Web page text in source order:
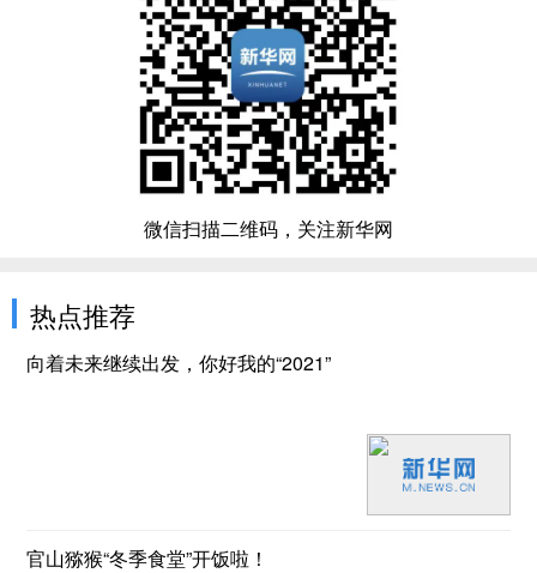
微信扫描二维码，关注新华网
热点推荐
向着未来继续出发，你好我的“2021”
官山猕猴“冬季食堂”开饭啦！